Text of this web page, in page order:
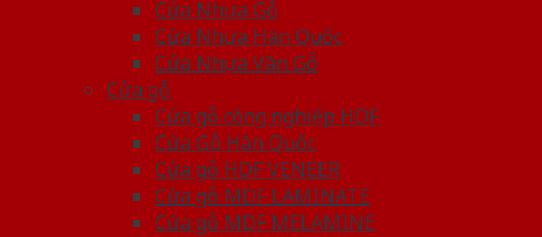
Cửa Nhựa Gỗ
Cửa Nhựa Hàn Quốc
Cửa Nhựa Vân Gỗ
Cửa gỗ
Cửa gỗ công nghiệp HDF
Cửa Gỗ Hàn Quốc
Cửa gỗ HDF VENEER
Cửa gỗ MDF LAMINATE
Cửa gỗ MDF MELAMINE